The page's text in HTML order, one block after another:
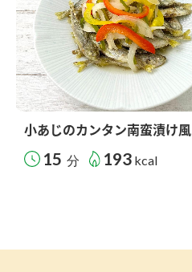
小あじのカンタン南蛮漬け風
15 分 193 kcal